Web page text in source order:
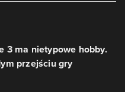
3 ma nietypowe hobby.
przejściu gry